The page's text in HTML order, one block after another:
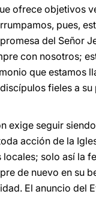
ofrece objetivos
pues,
del Señor
con nosotros;
que estamos
fieles a su
exige seguir
acción de la
solo así la
de nuevo en su
El anuncio del